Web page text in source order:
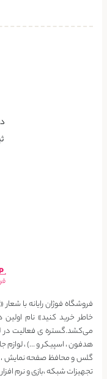
فروشگاه فوژان رایانه با شعار
خاطر خرید کنید» نام
می‌کشد.گستره ی فعالیت در
هدفون ، اسپیکر و …) ، لوازم
گلس و محافظ صفحه نمایش ،
تجهیزات شبکه ،بازی و نرم